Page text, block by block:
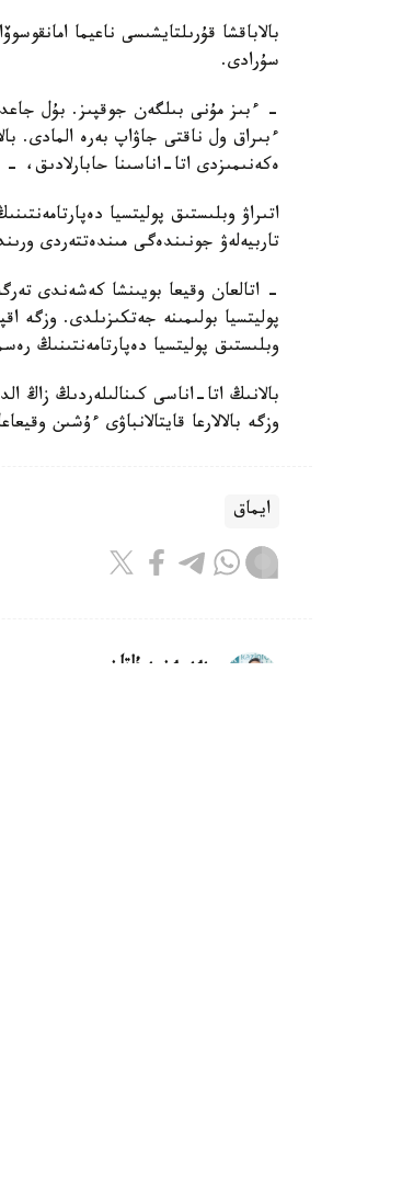
بالاباقشا قۇرىلتايشىسى ناعيما
سۇرادى.
- ءبىز مۇنى بىلگەن جوقپىز. بۇل
ءبىراق ول ناقتى جاۋاپ بەرە المادى.
ەكەنىمىزدى اتا-اناسىنا حابارلادىق،
اتىراۋ وبلىستىق پوليتسيا
تاربيەلەۋ جونىندەگى مىندەتتەردى
- اتالعان وقيعا بويىنشا كەشەندى
پوليتسيا بولىمىنە جەتكىزىلدى. وزگە
وبلىستىق پوليتسيا دەپارتامەنتىنىڭ
بالانىڭ اتا-اناسى كىنالىلەردىڭ زاڭ
وزگە بالالارعا قايتالانباۋى ءۇشىن
ايماق
بەيسەن سۇلتان